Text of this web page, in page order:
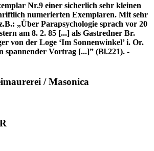
Nr.9 einer sicherlich sehr kleinen
numerierten Exemplaren. Mit sehr
„Über Parapsychologie sprach vor 20
am 8. 2. 85 [...] als Gastredner Br.
von der Loge ‘Im Sonnenwinkel’ i. Or.
spannender Vortrag [...]” (Bl.221). -
/ Masonica